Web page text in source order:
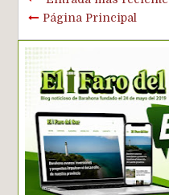
Página Principal